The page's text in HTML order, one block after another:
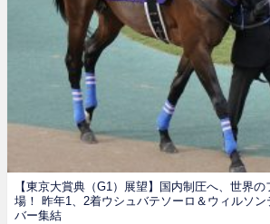
【東京大賞典（G1）展望】国内制圧へ、世界
場！ 昨年1、2着ウシュバテソーロ＆ウィルソ
バー集結